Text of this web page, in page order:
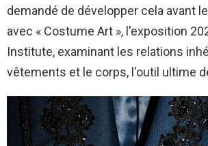
demandé de développer cela avant
avec « Costume Art », l'exposition
Institute, examinant les relations
vêtements et le corps, l'outil ultime